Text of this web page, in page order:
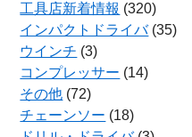
工具店新着情報 (320)
インパクトドライバ(35)
ウインチ (3)
コンプレッサー (14)
その他 (72)
チェーンソー (18)